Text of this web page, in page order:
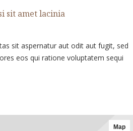
sit amet lacinia
sit aspernatur aut odit aut fugit, sed
eos qui ratione voluptatem sequi
Мар